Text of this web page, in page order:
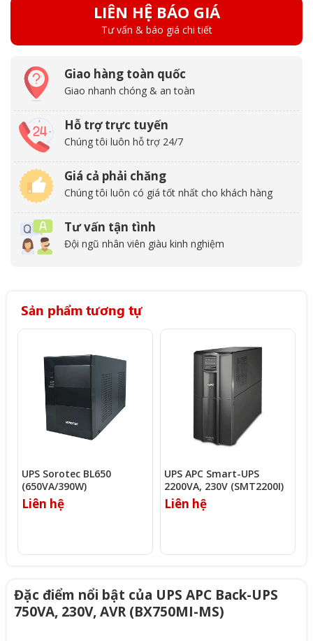
LIÊN HỆ BÁO GIÁ
Tư vấn & báo giá chi tiết
Giao hàng toàn quốc
Giao nhanh chóng & an toàn
Hỗ trợ trực tuyến
Chúng tôi luôn hỗ trợ 24/7
Giá cả phải chăng
Chúng tôi luôn có giá tốt nhất cho khách hàng
Tư vấn tận tình
Đội ngũ nhân viên giàu kinh nghiệm
Sản phẩm tương tự
UPS Sorotec BL650
(650VA/390W)
Liên hệ
UPS APC Smart-UPS
2200VA, 230V (SMT2200I)
Liên hệ
Đặc điểm nổi bật của UPS APC Back-UPS
750VA, 230V, AVR (BX750MI-MS)